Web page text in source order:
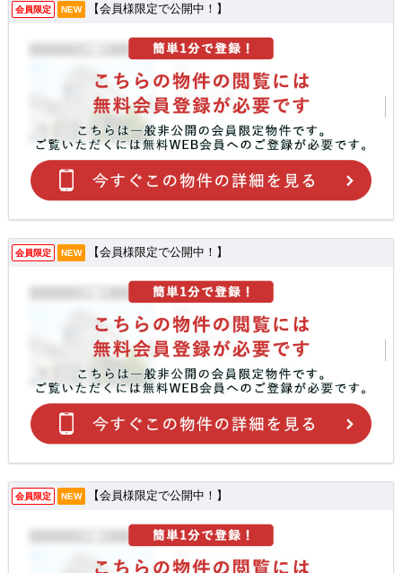
会員限定 NEW 【会員様限定で公開中！】
会員限定 NEW 【会員様限定で公開中！】
会員限定 NEW 【会員様限定で公開中！】